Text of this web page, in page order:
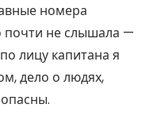
номера
почти не слышала —
лицу капитана я
дело о людях,